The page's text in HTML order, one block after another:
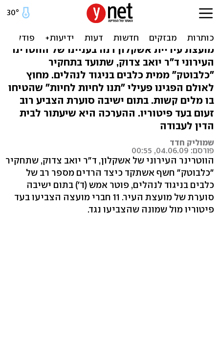
אשקלון: הווטרינר ד"ר יואב
צדוק פוטר מתפקידו
מועצת עיריית אשקלון דנה בעניינו של הווטרינר
העירוני ד"ר יואב צדוק, שתועד בתחקיר
"כלבוטק" ממית כלבים בניגוד לנהלים. מחוץ
לאולם הפגינו פעילי "תנו לחיות לחיות" שהטיחו
בו מלים קשות. בתום ישיבה סוערת הצביע רוב
זעום בעד פיטוריו. ההערכה היא שיעתור לבית
הדין לעבודה
שמוליק חדד
פורסם: 04.06.09, 00:55
הווטרינר העירוני של אשקלון, ד"ר יואב צדוק, שתחקיר
"כלבוטק" חשף אשתקד כיצד הרדים מספר רב של
כלבים בניגוד לנהלים, פוטר אמש (ד') בתום ישיבה
סוערת של מועצת העיר. 11 חברי מועצה הצביעו בעד
פיטוריו מול שמונה שהצביעו נגד.